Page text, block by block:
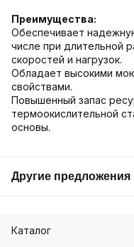
Преимущества:
Обеспечивает
числе при длительной
скоростей и нагрузок.
Обладает высокими
свойствами.
Повышенный запас
термоокислительной
основы.
Другие предложения
Каталог